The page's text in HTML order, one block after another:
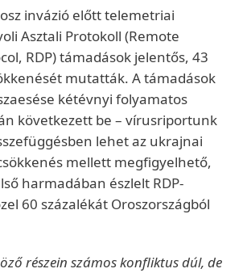
invázió előtt telemetriai
Asztali Protokoll (Remote
RDP) támadások jelentős, 43
mutatták. A támadások
kétévnyi folyamatos
következett be – vírusriportunk
lehet az ukrajnai
mellett megfigyelhető,
harmadában észlelt RDP-
60 százalékát Oroszországból
részein számos konfliktus dúl, de